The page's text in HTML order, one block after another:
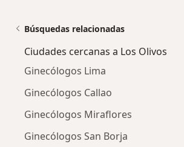
Búsquedas relacionadas
Ciudades cercanas a Los Olivos
Ginecólogos Lima
Ginecólogos Callao
Ginecólogos Miraflores
Ginecólogos San Borja